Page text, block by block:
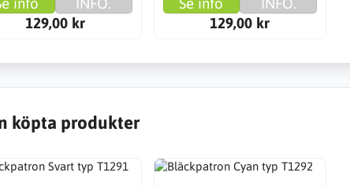
129,00 kr
129,00 kr
köpta produkter